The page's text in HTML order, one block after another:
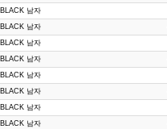
BLACK 남자
BLACK 남자
BLACK 남자
BLACK 남자
BLACK 남자
BLACK 남자
BLACK 남자
BLACK 남자